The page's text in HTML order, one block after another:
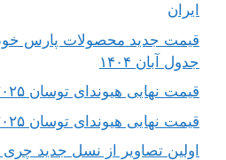
ایران
قیمت جدید محصولات پارس
جدول آبان ۱۴۰۴
قیمت نهایی هیوندای توسان ۲۰۲۵
قیمت نهایی هیوندای توسان ۲۰۲۵
اولین تصاویر از نسل جدید چری تیگو 7